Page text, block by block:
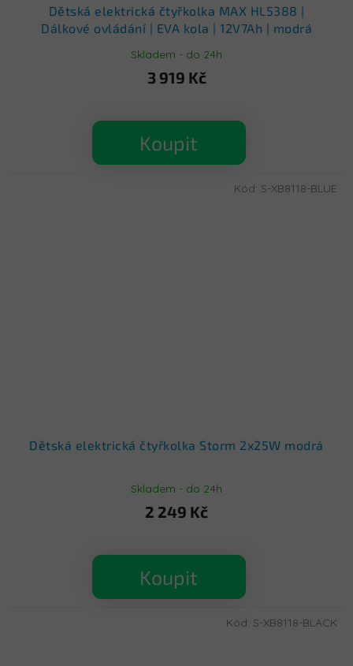
Dětská elektrická čtyřkolka MAX HL5388 |
Dálkové ovládání | EVA kola | 12V7Ah | modrá
Skladem - do 24h
3 919 Kč
Koupit
Dětská elektrická čtyřkolka Storm 2x25W modrá
Skladem - do 24h
2 249 Kč
Koupit
Kód: S-XB8118-BLUE
Kód: S-XB8118-BLACK